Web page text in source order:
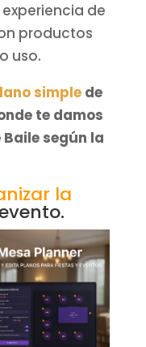
de
productos
uso.
simplede
te damos
según la
la